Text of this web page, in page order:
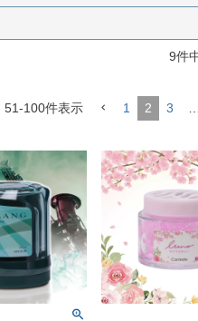
9件
51-100件表示 1 2 3